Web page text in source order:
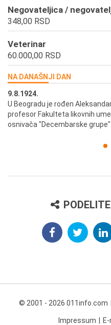
Negovateljica /
348,00 RSD
Veterinar
60.000,00 RSD
NA DANAŠNJI DAN
9.8.1924.
U Beogradu je rođen
profesor Fakulteta likovnih
osnivača "Decembarske grupe".
© 2001 - 2026 011info.com
Impressum